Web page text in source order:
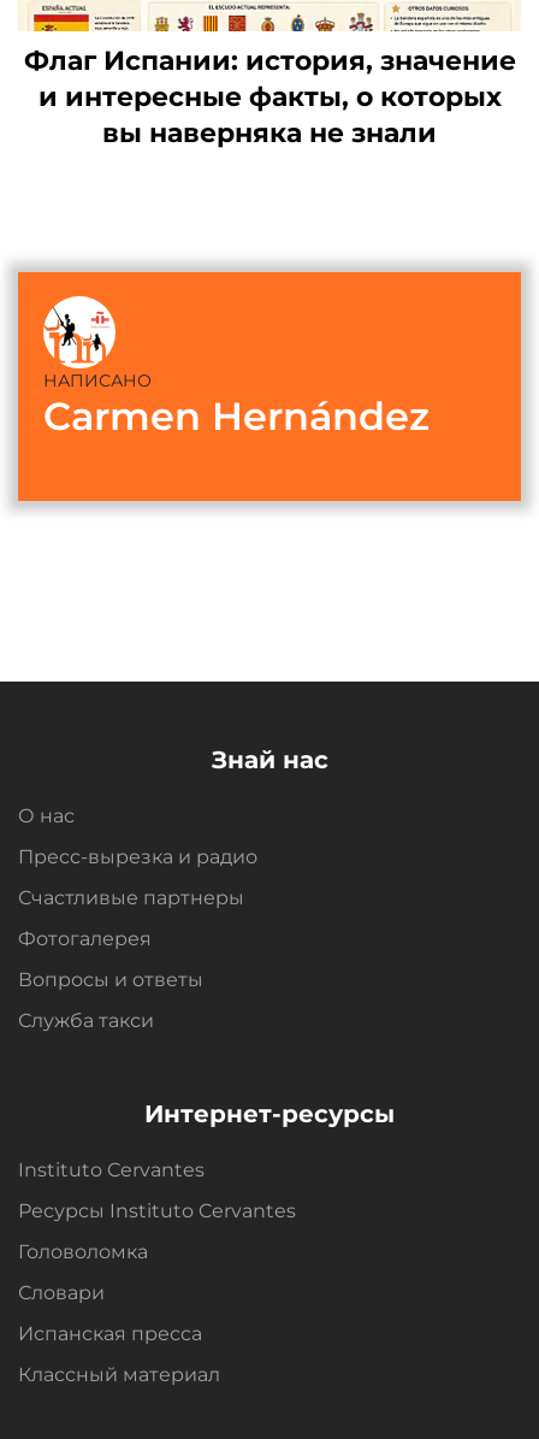
Флаг Испании: история, значение
и интересные факты, о которых
вы наверняка не знали
НАПИСАНО
Carmen Hernández
Знай нас
О нас
Пресс-вырезка и радио
Счастливые партнеры
Фотогалерея
Вопросы и oтветы
Служба такси
Интернет-ресурсы
Instituto Cervantes
Ресурсы Instituto Cervantes
Головоломка
Словари
Испанская пресса
Классный материал